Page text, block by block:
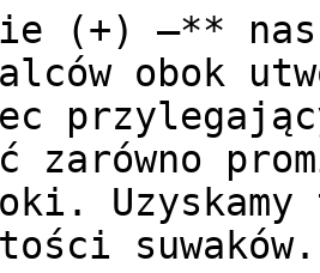
(+) —**
obok
zarówno
suwaków.